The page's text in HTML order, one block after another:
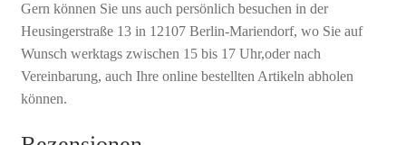
Gern können Sie uns auch persönlich besuchen in der
Heusingerstraße 13 in 12107 Berlin-Mariendorf, wo Sie auf
Wunsch werktags zwischen 15 bis 17 Uhr,oder nach
Vereinbarung, auch Ihre online bestellten Artikeln abholen
können.